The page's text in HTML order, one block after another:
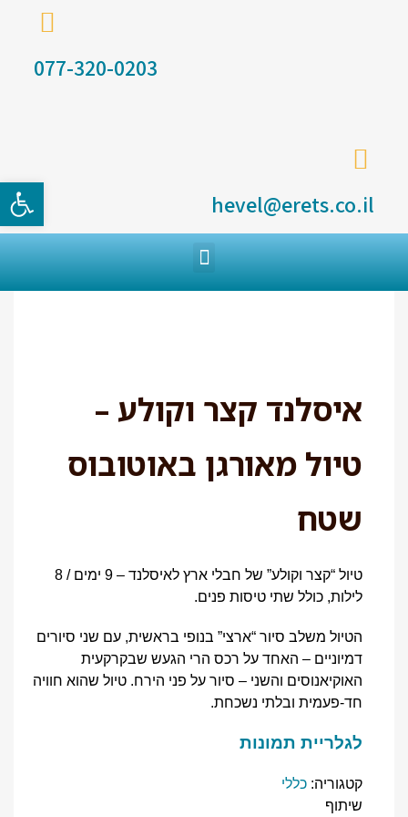
077-320-0203
hevel@erets.co.il
איסלנד קצר וקולע –
טיול מאורגן באוטובוס
שטח
טיול “קצר וקולע” של חבלי ארץ לאיסלנד – 9 ימים / 8
לילות, כולל שתי טיסות פנים.
הטיול משלב סיור “ארצי” בנופי בראשית, עם שני סיורים
דמיוניים – האחד על רכס הרי הגעש שבקרקעית
האוקיאנוסים והשני – סיור על פני הירח. טיול שהוא חוויה
חד-פעמית ובלתי נשכחת.
לגלריית תמונות
קטגוריה: כללי
שיתוף
פתח